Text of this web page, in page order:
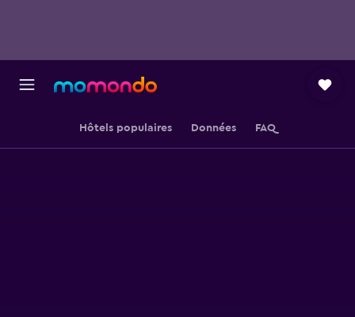
Hôtels populaires Données FAQ